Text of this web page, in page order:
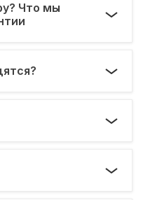
Что мы